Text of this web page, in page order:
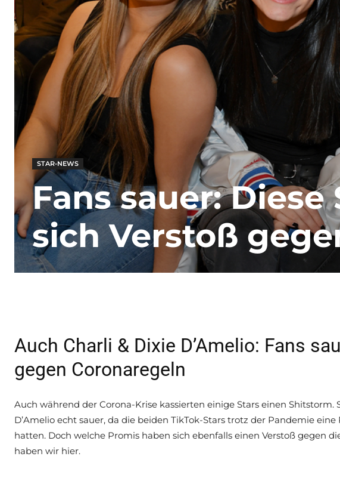
STAR-NEWS
Fans sauer:
sich Verstoß
Auch Charli & Dixie D’Amelio: Fans
gegen Coronaregeln
Auch während der Corona-Krise kassierten einige Stars einen Shitstorm.
D’Amelio echt sauer, da die beiden TikTok-Stars trotz der Pandemie
hatten. Doch welche Promis haben sich ebenfalls einen Verstoß gegen
haben wir hier.